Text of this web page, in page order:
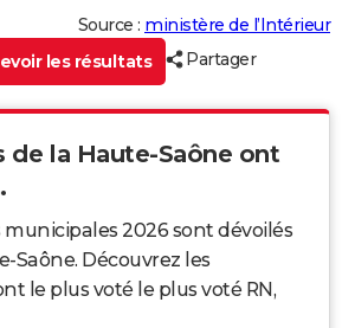
Source : ministère de l’Intérieur
les résultats
Partager
de la Haute-Saône ont
municipales 2026 sont dévoilés
Saône. Découvrez les
le plus voté le plus voté RN,